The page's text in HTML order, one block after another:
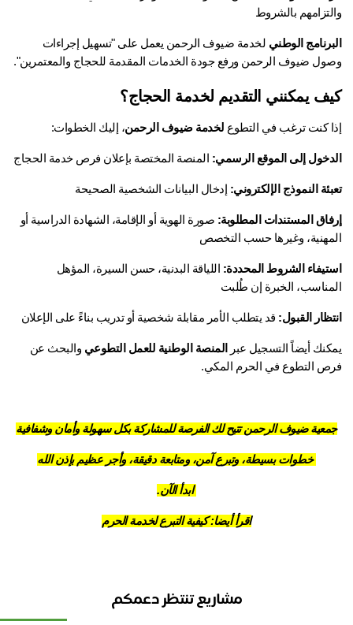
بالشروط
الوطني
ضيوف الرحمن ورفع جودة الخدمات المقدمة للحجاج والمعتمرين".
يمكنني التقديم لخدمة الحجاج؟
كنت ترغب في التطوع لخدمة ضيوف الرحمن، إليك الخطوات:
إلى الموقع الرسمي: المنصة المختصة بإعلان فرص خدمة الحجاج
النموذج الإلكتروني: إدخال البيانات الشخصية الصحيحة
المستندات المطلوبة:
صورة الهوية أو الإقامة، الشهادة الدراسية أو
وغيرها حسب التخصص
الشروط المحددة:
اللياقة البدنية، حسن السيرة، المؤهل
الخبرة إن طُلبت
القبول: قد يتطلب الأمر مقابلة شخصية أو تدريب بناءً على الإعلان
أيضاً التسجيل عبر المنصة الوطنية للعمل التطوعي
والبحث عن
التطوع في الحرم المكي.
ضيوف الرحمن تتيح لك الفرصة للمشاركة بكل سهولة وأمان وشفافية
خطوات بسيطة، وتبرع آمن، ومتابعة دقيقة، وأجر عظيم بإذن الله
ابدأ الآن.
اقرأ أيضا: كيفية التبرع لخدمة الحرم
مشاريع تنتظر دعمكم